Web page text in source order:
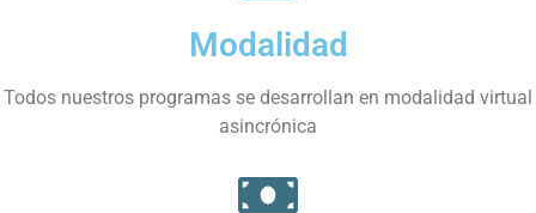
Modalidad
Todos nuestros programas se desarrollan en modalidad virtual
asincrónica